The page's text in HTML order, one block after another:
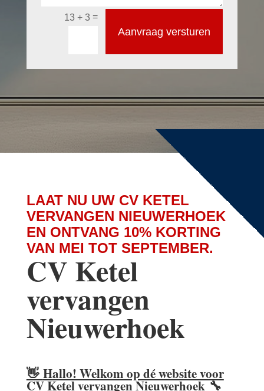
13 + 3 =
Aanvraag versturen
LAAT NU UW CV KETEL
VERVANGEN NIEUWERHOEK
EN ONTVANG 10% KORTING
VAN MEI TOT SEPTEMBER.
CV Ketel
vervangen
Nieuwerhoek
👋 Hallo! Welkom op dé website voor
CV Ketel vervangen Nieuwerhoek🔧